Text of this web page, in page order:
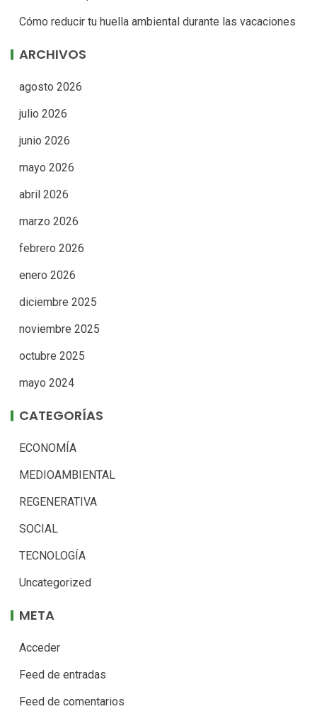
Cómo reducir tu huella ambiental durante las vacaciones
ARCHIVOS
agosto 2026
julio 2026
junio 2026
mayo 2026
abril 2026
marzo 2026
febrero 2026
enero 2026
diciembre 2025
noviembre 2025
octubre 2025
mayo 2024
CATEGORÍAS
ECONOMÍA
MEDIOAMBIENTAL
REGENERATIVA
SOCIAL
TECNOLOGÍA
Uncategorized
META
Acceder
Feed de entradas
Feed de comentarios